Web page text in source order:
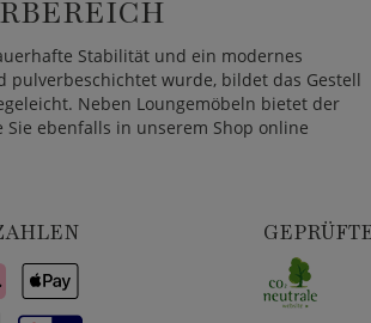
Stabilität und ein modernes
pulverbeschichtet wurde, bildet das Gestell
Neben Loungemöbeln bietet der
ebenfalls in unserem Shop online